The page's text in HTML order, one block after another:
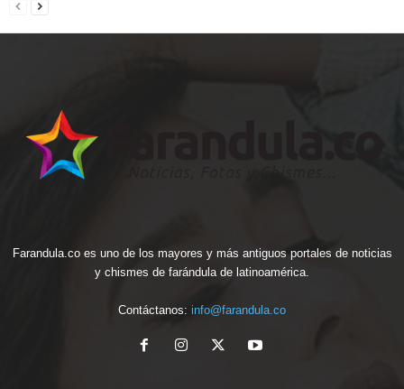
Farandula.co es uno de los mayores y más antiguos portales de noticias
y chismes de farándula de latinoamérica.
Contáctanos: info@farandula.co